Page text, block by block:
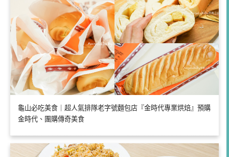
龜山必吃美食｜超人氣排隊老字號麵包店『金時代專業烘焙』預購
金時代、團購傳奇美食